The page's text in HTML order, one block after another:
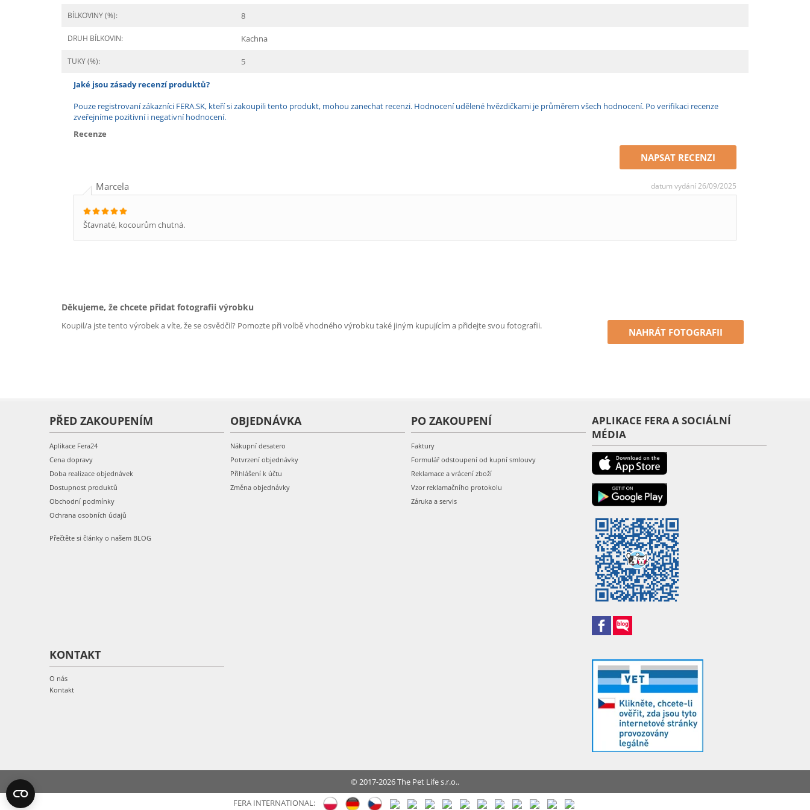
BÍLKOVINY (%): 8
DRUH BÍLKOVIN: Kachna
TUKY (%): 5
Jaké jsou zásady recenzí produktů?
Pouze registrovaní zákazníci FERA.SK, kteří si zakoupili tento produkt, mohou zanechat recenzi. Hodnocení udělené hvězdičkami je průměrem všech hodnocení. Po verifikaci recenze
zveřejníme pozitivní i negativní hodnocení.
Recenze
NAPSAT RECENZI
Marcela datum vydání 26/09/2025
Šťavnaté, kocourům chutná.
Děkujeme, že chcete přidat fotografii výrobku
Koupil/a jste tento výrobek a víte, že se osvědčil? Pomozte při volbě vhodného výrobku také jiným kupujícím a přidejte svou fotografii.
NAHRÁT FOTOGRAFII
PŘED ZAKOUPENÍM
Aplikace Fera24
Cena dopravy
Doba realizace objednávek
Dostupnost produktů
Obchodní podmínky
Ochrana osobních údajů
Přečtěte si články o našem BLOG
OBJEDNÁVKA
Nákupní desatero
Potvrzení objednávky
Přihlášení k účtu
Změna objednávky
PO ZAKOUPENÍ
Faktury
Formulář odstoupení od kupní smlouvy
Reklamace a vrácení zboží
Vzor reklamačního protokolu
Záruka a servis
APLIKACE FERA A SOCIÁLNÍ
MÉDIA
KONTAKT
O nás
Kontakt
© 2017-2026 The Pet Life s.r.o..
FERA INTERNATIONAL: